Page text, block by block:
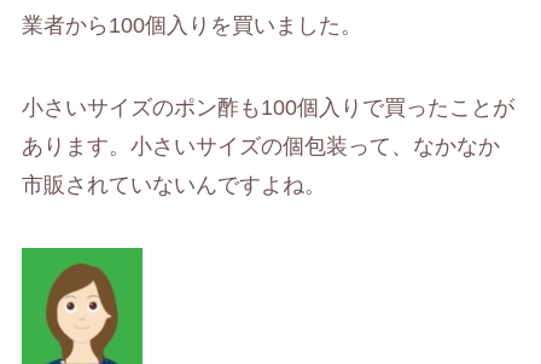
業者から100個入りを買いました。
小さいサイズのポン酢も100個入りで買ったことが
あります。小さいサイズの個包装って、なかなか
市販されていないんですよね。